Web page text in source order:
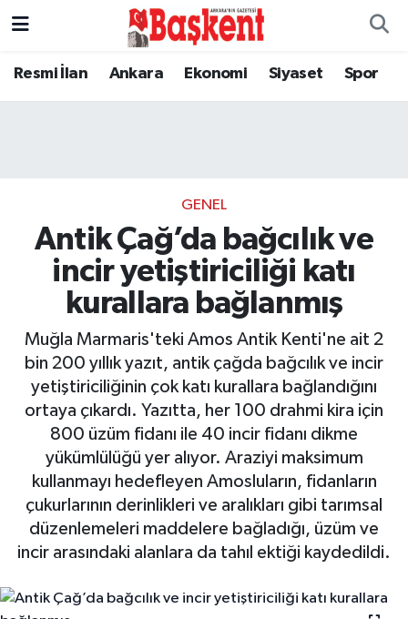
Resmi İlan Ankara Ekonomi Siyaset Spor
GENEL
Antik Çağ’da bağcılık ve
incir yetiştiriciliği katı
kurallara bağlanmış
Muğla Marmaris'teki Amos Antik Kenti'ne ait 2
bin 200 yıllık yazıt, antik çağda bağcılık ve incir
yetiştiriciliğinin çok katı kurallara bağlandığını
ortaya çıkardı. Yazıtta, her 100 drahmi kira için
800 üzüm fidanı ile 40 incir fidanı dikme
yükümlülüğü yer alıyor. Araziyi maksimum
kullanmayı hedefleyen Amosluların, fidanların
çukurlarının derinlikleri ve aralıkları gibi tarımsal
düzenlemeleri maddelere bağladığı, üzüm ve
incir arasındaki alanlara da tahıl ektiği kaydedildi.